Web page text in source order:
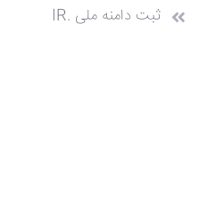
ثبت دامنه ملی .IR